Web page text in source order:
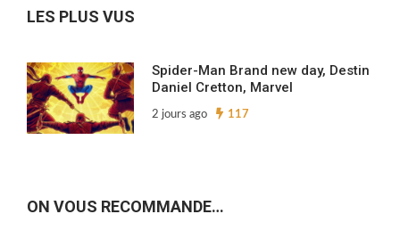
LES PLUS VUS
Spider-Man Brand new day, Destin
Daniel Cretton, Marvel
2 jours ago 117
ON VOUS RECOMMANDE…